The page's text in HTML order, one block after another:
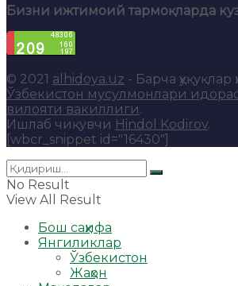
Бизни ижтимоий тармоқларда
© 2021 alhidoya.uz - Барча ҳуқуқлар
Ўзбекистон мусулмонлари
вилояти вакиллиги.
Ишлаб чиқувчи Hindol Kodirov.
[wbcr_snippet id="16430"]
No Result
View All Result
Бош саҳифа
Янгиликлар
Ўзбекистон
Жаҳон